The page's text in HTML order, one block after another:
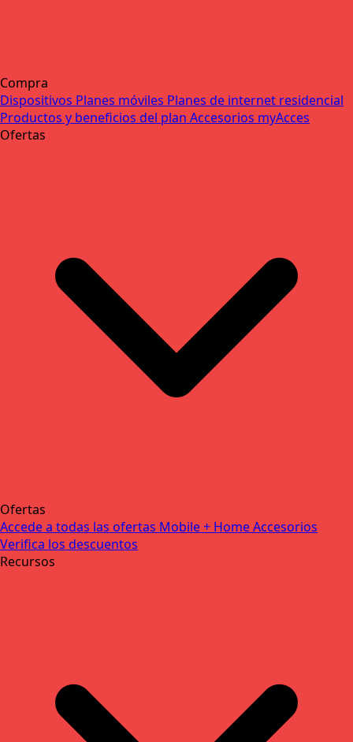
Compra
Dispositivos Planes móviles Planes de internet residencial
Productos y beneficios del plan Accesorios myAcces
Ofertas
Ofertas
Accede a todas las ofertas Mobile + HomeAccesorios
Verifica los descuentos
Recursos